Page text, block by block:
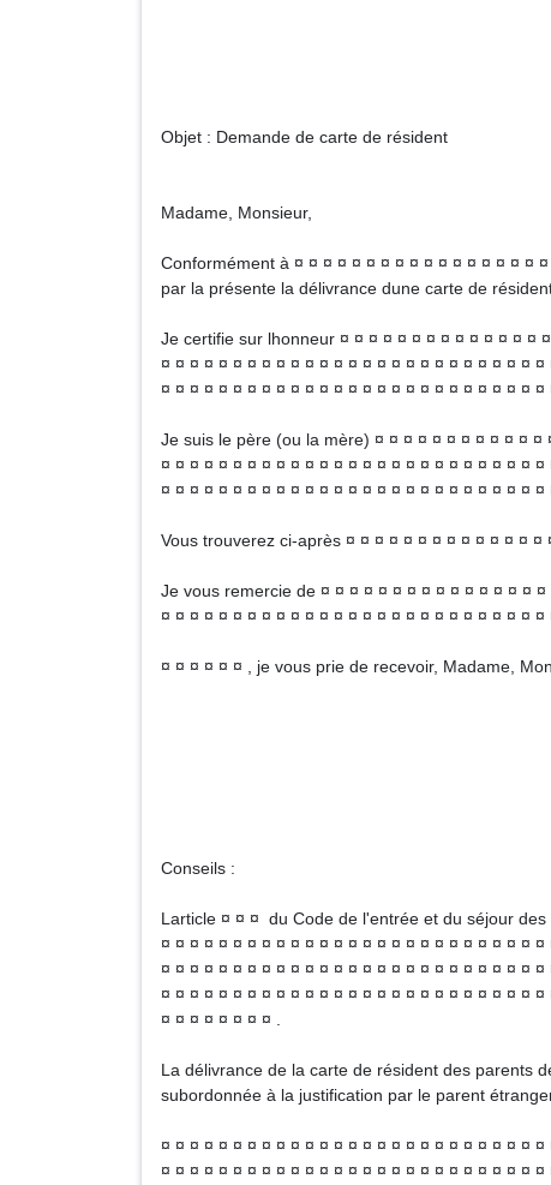
Code
Objet : Demande de carte de résident
Madame, Monsieur,
Conformément à ¤ ¤ ¤ ¤ ¤ ¤ ¤ ¤ ¤ ¤ ¤ ¤ ¤ ¤ ¤ ¤ ¤
par la présente la délivrance dune carte de
Je certifie sur lhonneur ¤ ¤ ¤ ¤ ¤ ¤ ¤ ¤ ¤ ¤ ¤ ¤ ¤ ¤
¤ ¤ ¤ ¤ ¤ ¤ ¤ ¤ ¤ ¤ ¤ ¤ ¤ ¤ ¤ ¤ ¤ ¤ ¤ ¤ ¤ ¤ ¤ ¤ ¤ ¤
¤ ¤ ¤ ¤ ¤ ¤ ¤ ¤ ¤ ¤ ¤ ¤ ¤ ¤ ¤ ¤ ¤ ¤ ¤ ¤ ¤ ¤ ¤ ¤ ¤ ¤
Je suis le père (ou la mère) ¤ ¤ ¤ ¤ ¤ ¤ ¤ ¤ ¤ ¤ ¤
¤ ¤ ¤ ¤ ¤ ¤ ¤ ¤ ¤ ¤ ¤ ¤ ¤ ¤ ¤ ¤ ¤ ¤ ¤ ¤ ¤ ¤ ¤ ¤ ¤ ¤
¤ ¤ ¤ ¤ ¤ ¤ ¤ ¤ ¤ ¤ ¤ ¤ ¤ ¤ ¤ ¤ ¤ ¤ ¤ ¤ ¤ ¤ ¤ ¤ ¤ ¤ ¤
Vous trouverez ci-après ¤ ¤ ¤ ¤ ¤ ¤ ¤ ¤ ¤ ¤ ¤ ¤ ¤
Je vous remercie de ¤ ¤ ¤ ¤ ¤ ¤ ¤ ¤ ¤ ¤ ¤ ¤ ¤ ¤ ¤
¤ ¤ ¤ ¤ ¤ ¤ ¤ ¤ ¤ ¤ ¤ ¤ ¤ ¤ ¤ ¤ ¤ ¤ ¤ ¤ ¤ ¤ ¤ ¤ ¤ ¤ ¤
¤ ¤ ¤ ¤ ¤ ¤ , je vous prie de recevoir, Madame,
Conseils :
Larticle ¤ ¤ ¤ du Code de l'entrée et du séjour
¤ ¤ ¤ ¤ ¤ ¤ ¤ ¤ ¤ ¤ ¤ ¤ ¤ ¤ ¤ ¤ ¤ ¤ ¤ ¤ ¤ ¤ ¤ ¤ ¤ ¤
¤ ¤ ¤ ¤ ¤ ¤ ¤ ¤ ¤ ¤ ¤ ¤ ¤ ¤ ¤ ¤ ¤ ¤ ¤ ¤ ¤ ¤ ¤ ¤ ¤ ¤
¤ ¤ ¤ ¤ ¤ ¤ ¤ ¤ ¤ ¤ ¤ ¤ ¤ ¤ ¤ ¤ ¤ ¤ ¤ ¤ ¤ ¤ ¤ ¤ ¤ ¤
¤ ¤ ¤ ¤ ¤ ¤ ¤ ¤ .
La délivrance de la carte de résident des parents
subordonnée à la justification par le parent
¤ ¤ ¤ ¤ ¤ ¤ ¤ ¤ ¤ ¤ ¤ ¤ ¤ ¤ ¤ ¤ ¤ ¤ ¤ ¤ ¤ ¤ ¤ ¤ ¤ ¤
¤ ¤ ¤ ¤ ¤ ¤ ¤ ¤ ¤ ¤ ¤ ¤ ¤ ¤ ¤ ¤ ¤ ¤ ¤ ¤ ¤ ¤ ¤ ¤ ¤ ¤